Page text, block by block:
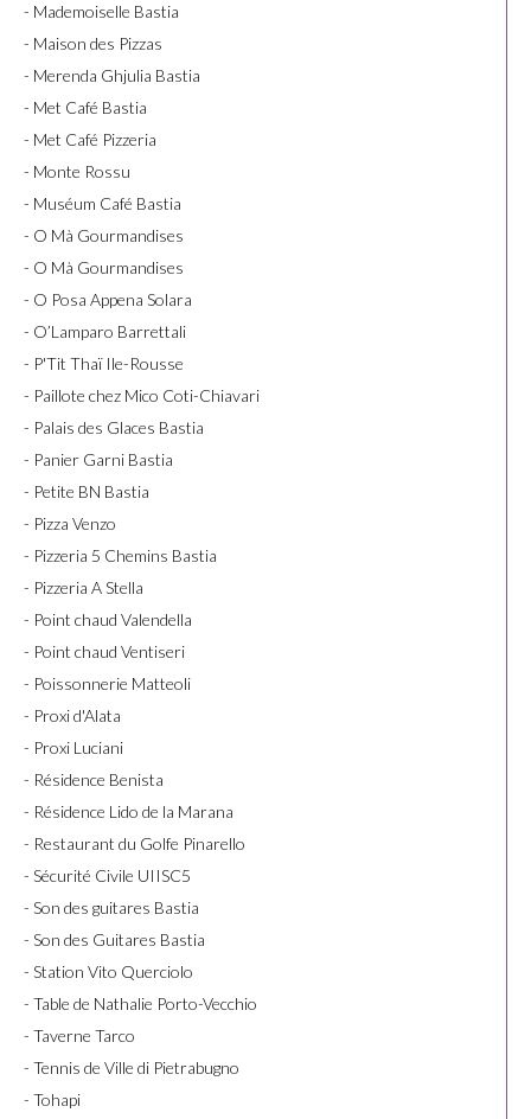
- Mademoiselle Bastia
- Maison des Pizzas
- Merenda Ghjulia Bastia
- Met Café Bastia
- Met Café Pizzeria
- Monte Rossu
- Muséum Café Bastia
- O Mà Gourmandises
- O Mà Gourmandises
- O Posa Appena Solara
- O’Lamparo Barrettali
- P'Tit Thaï Ile-Rousse
- Paillote chez Mico Coti-Chiavari
- Palais des Glaces Bastia
- Panier Garni Bastia
- Petite BN Bastia
- Pizza Venzo
- Pizzeria 5 Chemins Bastia
- Pizzeria A Stella
- Point chaud Valendella
- Point chaud Ventiseri
- Poissonnerie Matteoli
- Proxi d'Alata
- Proxi Luciani
- Résidence Benista
- Résidence Lido de la Marana
- Restaurant du Golfe Pinarello
- Sécurité Civile UIISC5
- Son des guitares Bastia
- Son des Guitares Bastia
- Station Vito Querciolo
- Table de Nathalie Porto-Vecchio
- Taverne Tarco
- Tennis de Ville di Pietrabugno
- Tohapi